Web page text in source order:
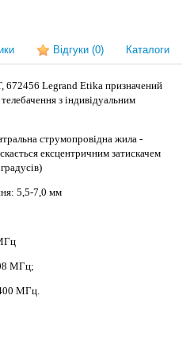
Відгуки (0) Каталоги
672456 Legrand Etika призначений
з індивідуальним
струмопровідна жила -
ексцентричним затискачем
5,5-7,0 мм
МГц;
МГц.